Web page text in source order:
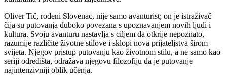
Oliver Tič, rođeni Slovenac, nije samo avanturist; on je istraživač
čija su putovanja duboko povezana s upoznavanjem novih ljudi i
kultura. Svoju avanturu nastavlja s ciljem da otkrije nepoznato,
razumije različite životne stilove i sklopi nova prijateljstva širom
svijeta. Njegov pristup putovanju kao životnom stilu, a ne samo kao
seriji odredišta, odražava njegovu filozofiju da je putovanje
najintenzivniji oblik učenja.